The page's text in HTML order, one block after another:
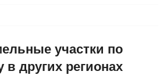
участки по
в других регионах